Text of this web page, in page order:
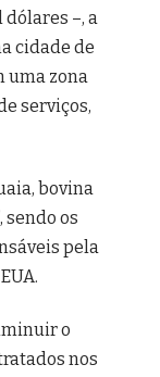
–, a
cidade de
uma zona
serviços,
bovina
sendo os
pela
o
nos